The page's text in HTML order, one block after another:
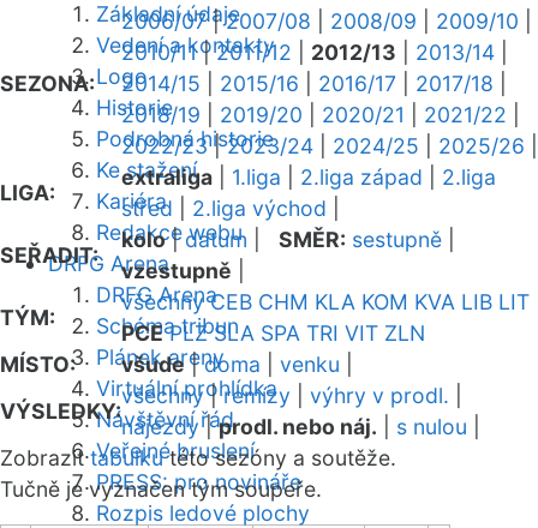
Základní údaje
Vedení a kontakty
Logo
Historie
Podrobná historie
Ke stažení
Kariéra
Redakce webu
DRFG Arena
DRFG Arena
Schéma tribun
Plánek areny
Virtuální prohlídka
Návštěvní řád
Veřejné bruslení
PRESS: pro novináře
Rozpis ledové plochy
SEZONA:
2006/07|2007/08 2008/09 2009/10
2010/11|2011/12 2012/13 2013/14
2014/15
2015/16 2016/17 2017/18
2018/19
2019/20 2020/21 2021/22
2022/23|2023/24 2024/25 2025/26
LIGA:
extraliga 1.liga 2.liga západ
2.liga
střed
2.liga východ
SEŘADIT:
kolo|datum SMĚR: sestupně
vzestupně
TÝM:
všechny CEB CHM KLA KOM KVA LIB LIT
PCE PLZ SLA SPA TRI VIT ZLN
MÍSTO:
všude|doma venku
VÝSLEDKY:
všechny|remízy výhry v prodl.
nájezdy|prodl. nebo náj. s nulou
Zobrazittabulkutéto sezóny a soutěže.
Tučně je vyznačen tým soupeře.